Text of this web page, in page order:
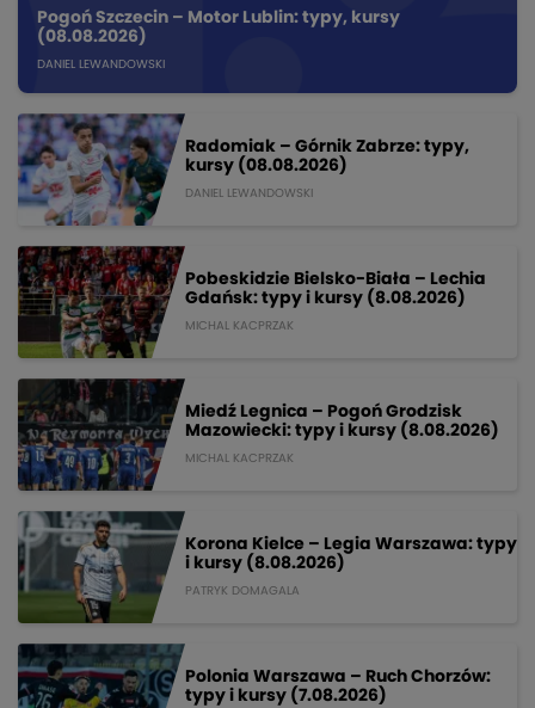
Pogoń Szczecin – Motor Lublin: typy, kursy
(08.08.2026)
DANIEL LEWANDOWSKI
Radomiak – Górnik Zabrze: typy,
kursy (08.08.2026)
DANIEL LEWANDOWSKI
Pobeskidzie Bielsko-Biała – Lechia
Gdańsk: typy i kursy (8.08.2026)
MICHAL KACPRZAK
Miedź Legnica – Pogoń Grodzisk
Mazowiecki: typy i kursy (8.08.2026)
MICHAL KACPRZAK
Korona Kielce – Legia Warszawa: typy
i kursy (8.08.2026)
PATRYK DOMAGALA
Polonia Warszawa – Ruch Chorzów:
typy i kursy (7.08.2026)